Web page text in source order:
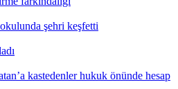
şehri keşfetti
kastedenler hukuk önünde hesap